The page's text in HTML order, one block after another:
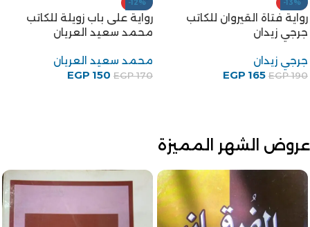
رواية شجرة الدر للكاتب محمد
سعيد العريان
محمد سعيد العريان
EGP100
75
رواية أبو دولامة مضحك
الخليفة للكاتب على
علي أحمد باكثير
عروض الشهر المميزة